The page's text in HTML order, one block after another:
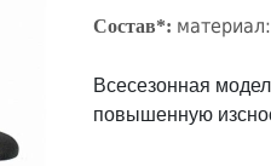
Состав*:
Всесезонная
повышенную